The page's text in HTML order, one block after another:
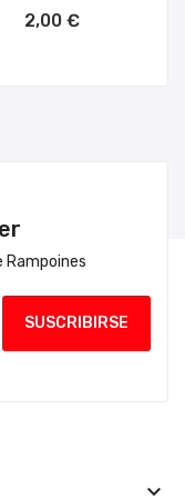
2,00 €
Rampoines
keyboard_arrow_down